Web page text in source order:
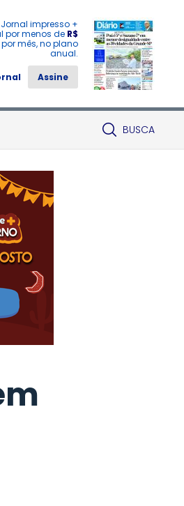
impresso +
por menos de R$
por mês, no plano
anual.
Assine
BUSCA